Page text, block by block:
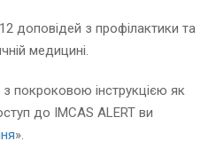
доповідей з профілактики та
медицині.
покроковою інструкцією як
до IMCAS ALERT ви
».